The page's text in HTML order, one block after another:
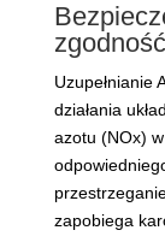
Uzupełnianie
działania
azotu (NOx)
zapobiega